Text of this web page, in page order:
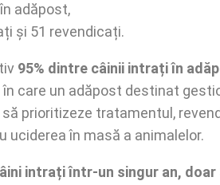
în adăpost,
și 51 revendicați.
95% dintre câinii intrați în
în care un adăpost destinat
prioritizeze tratamentul,
uciderea în masă a animalelor.
intrați într-un singur an, doar